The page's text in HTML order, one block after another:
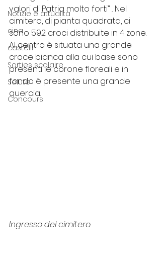
Notizie e attualità
cina
castelli
Sorties scolaire
Salute
Concours
valori di Patria molto forti” . Nel
cimitero, di pianta quadrata, ci
sono 592 croci distribuite in 4 zone.
Al centro è situata una grande
croce bianca alla cui base sono
presenti le corone floreali e in
fondo è presente una grande
quercia.
Ingresso del cimitero